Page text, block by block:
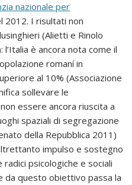
nazionale per
2012. I risultati non
(Alietti e Rinolo
è ancora nota come il
romaní in
al 10% (Associazione
sollevare le
essere ancora riuscita a
spaziali di segregazione
della Repubblica 2011)
impulso e sostegno
psicologiche e sociali
da questo obiettivo passa la